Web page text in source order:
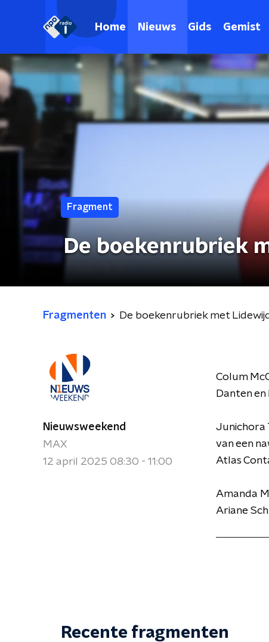
Home Nieuws Gids Gemist
Fragment
De boekenrubriek
Fragmenten De boekenrubriek met
Nieuwsweekend
MAX
12 april 2025 08:30 - 11:00
Colum
Danten
Junichora
van een
Atlas
Amanda
Ariane
Recente fragmenten